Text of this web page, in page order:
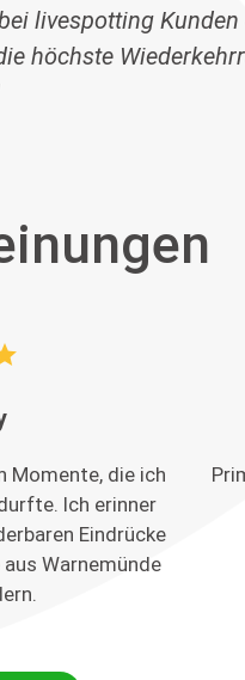
livespotting
höchste
Momente, die ich
Ich erinner
Eindrücke
Warnemünde